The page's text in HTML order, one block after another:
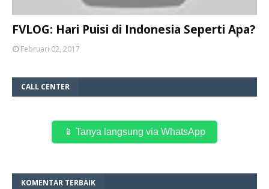
FVLOG: Hari Puisi di Indonesia Seperti Apa?
Februari 02, 2017
CALL CENTER
📱 Tanya langsung via WhatsApp
KOMENTAR TERBAIK